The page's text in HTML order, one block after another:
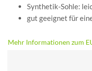
Synthetik-Sohle:
gut geeignet für
Mehr Informationen zum